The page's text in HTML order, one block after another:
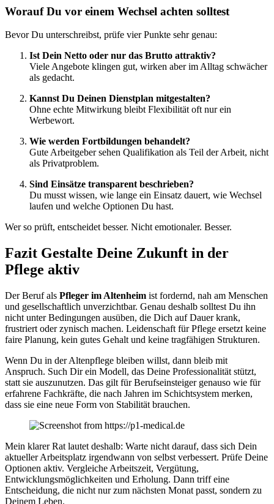
Worauf Du vor einem Wechsel achten solltest
Bevor Du unterschreibst, prüfe vier Punkte sehr genau:
Ist Dein Netto oder nur das Brutto attraktiv?
Viele Angebote klingen gut, wirken aber im Alltag schwächer
als gedacht.
Kannst Du Deinen Dienstplan mitgestalten?
Ohne echte Mitwirkung bleibt Flexibilität oft nur ein
Werbewort.
Wie werden Fortbildungen behandelt?
Gute Arbeitgeber sehen Qualifikation als Teil der Arbeit, nicht
als Privatproblem.
Sind Einsätze transparent beschrieben?
Du musst wissen, wie lange ein Einsatz dauert, wie Wechsel
laufen und welche Optionen Du hast.
Wer so prüft, entscheidet besser. Nicht emotionaler. Besser.
Fazit Gestalte Deine Zukunft in der
Pflege aktiv
Der Beruf als Pfleger im Altenheim ist fordernd, nah am Menschen
und gesellschaftlich unverzichtbar. Genau deshalb solltest Du ihn
nicht unter Bedingungen ausüben, die Dich auf Dauer krank,
frustriert oder zynisch machen. Leidenschaft für Pflege ersetzt keine
faire Planung, kein gutes Gehalt und keine tragfähigen Strukturen.
Wenn Du in der Altenpflege bleiben willst, dann bleib mit
Anspruch. Such Dir ein Modell, das Deine Professionalität stützt,
statt sie auszunutzen. Das gilt für Berufseinsteiger genauso wie für
erfahrene Fachkräfte, die nach Jahren im Schichtsystem merken,
dass sie eine neue Form von Stabilität brauchen.
Mein klarer Rat lautet deshalb: Warte nicht darauf, dass sich Dein
aktueller Arbeitsplatz irgendwann von selbst verbessert. Prüfe Deine
Optionen aktiv. Vergleiche Arbeitszeit, Vergütung,
Entwicklungsmöglichkeiten und Erholung. Dann triff eine
Entscheidung, die nicht nur zum nächsten Monat passt, sondern zu
Deinem Leben.